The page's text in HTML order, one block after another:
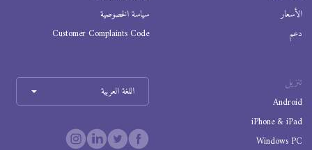
الأسعار
دعم
سياسة الخصوصية
Customer Complaints Code
تنزيل
Android
iPhone & iPad
Windows PC
اللغة العربية